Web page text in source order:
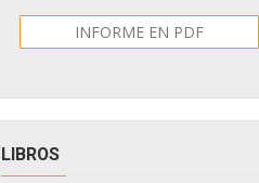
INFORME EN PDF
LIBROS